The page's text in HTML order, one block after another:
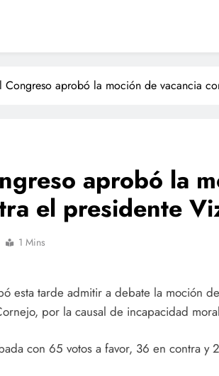
Congreso aprobó la moción de vacancia
aprobó la
el presidente
1 Mins
esta tarde admitir a debate la moción
por la causal de incapacidad
con 65 votos a favor, 36 en contra y